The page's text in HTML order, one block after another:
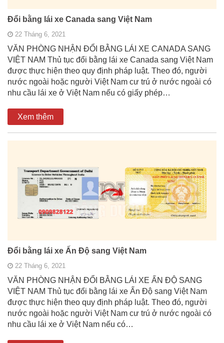
Đổi bằng lái xe Canada sang Việt Nam
22 Tháng 6, 2021
VĂN PHÒNG NHẬN ĐỔI BẰNG LÁI XE CANADA SANG
VIỆT NAM Thủ tục đổi bằng lái xe Canada sang Việt Nam
được thực hiện theo quy định pháp luật. Theo đó, người
nước ngoài hoặc người Việt Nam cư trú ở nước ngoài có
nhu cầu lái xe ở Việt Nam nếu có giấy phép…
Xem thêm
Đổi bằng lái xe Ấn Độ sang Việt Nam
22 Tháng 6, 2021
VĂN PHÒNG NHẬN ĐỔI BẰNG LÁI XE ẤN ĐỘ SANG
VIỆT NAM Thủ tục đổi bằng lái xe Ấn Độ sang Việt Nam
được thực hiện theo quy định pháp luật. Theo đó, người
nước ngoài hoặc người Việt Nam cư trú ở nước ngoài có
nhu cầu lái xe ở Việt Nam nếu có…